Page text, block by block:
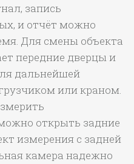
запись
и отчёт можно
Для смены объекта
передние дверцы и
дальнейшей
или краном.
открыть задние
измерения с задней
камера надежно